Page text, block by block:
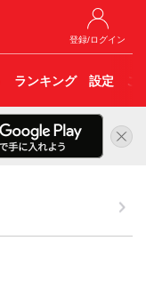
登録/ログイン
ランキング 設定 こ